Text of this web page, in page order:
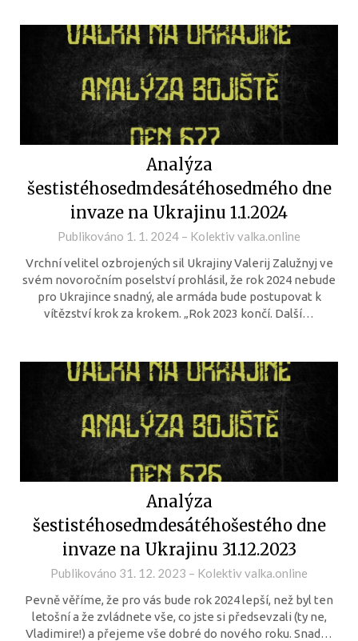
Analýza
šestistéhosedmdesátéhosedmého dne
invaze na Ukrajinu 1.1.2024
Publikováno 1. 1. 2024 – Kolektiv valka.online
Vrchní velitel ozbrojených sil Ukrajiny Valerij Zalužnyj ve
svém novoročním poselství prohlásil, že rok 2024 nebude
pro Ukrajince snadný, ale armáda bude postupovat k
vítězství krok za krokem. „Rok 2023 končí. Další…
Analýza
šestistéhosedmdesátéhošestého dne
invaze na Ukrajinu 31.12.2023
Publikováno 31. 12. 2023 – Kolektiv valka.online
Pevně věříme, že pro vás bude rok 2024 lepší, než byl ten
letošní a že zvládnete vše, co jste si předsevzali (ty ne,
Vladimire!) a přejeme vše dobré do nového roku. Snad…